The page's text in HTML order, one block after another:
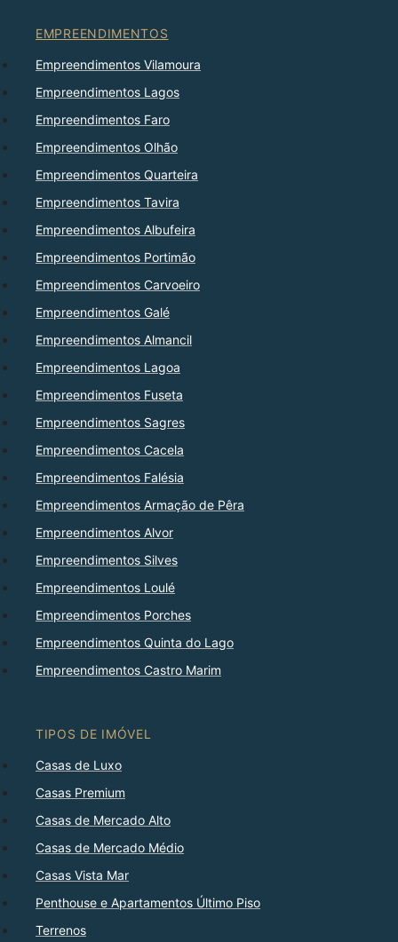
EMPREENDIMENTOS
Empreendimentos Vilamoura
Empreendimentos Lagos
Empreendimentos Faro
Empreendimentos Olhão
Empreendimentos Quarteira
Empreendimentos Tavira
Empreendimentos Albufeira
Empreendimentos Portimão
Empreendimentos Carvoeiro
Empreendimentos Galé
Empreendimentos Almancil
Empreendimentos Lagoa
Empreendimentos Fuseta
Empreendimentos Sagres
Empreendimentos Cacela
Empreendimentos Falésia
Empreendimentos Armação de Pêra
Empreendimentos Alvor
Empreendimentos Silves
Empreendimentos Loulé
Empreendimentos Porches
Empreendimentos Quinta do Lago
Empreendimentos Castro Marim
TIPOS DE IMÓVEL
Casas de Luxo
Casas Premium
Casas de Mercado Alto
Casas de Mercado Médio
Casas Vista Mar
Penthouse e Apartamentos Último Piso
Terrenos